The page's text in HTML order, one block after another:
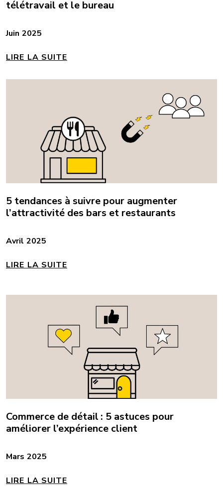
télétravail et le bureau
Juin 2025
LIRE LA SUITE
5 tendances à suivre pour augmenter
l’attractivité des bars et restaurants
Avril 2025
LIRE LA SUITE
Commerce de détail : 5 astuces pour
améliorer l’expérience client
Mars 2025
LIRE LA SUITE